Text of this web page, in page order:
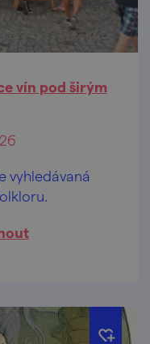
vín pod širým
vyhledávaná